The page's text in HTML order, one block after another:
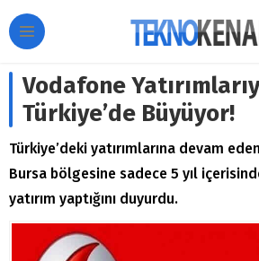
Vodafone
Türkiye’de Büyüyor!
Türkiye’deki yatırımlarına devam
Bursa bölgesine sadece 5 yıl
yatırım yaptığını duyurdu.